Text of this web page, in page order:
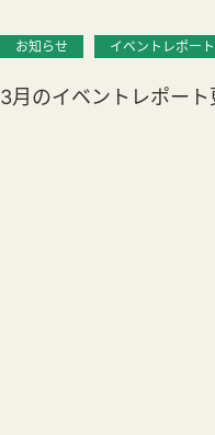
お知らせ イベントレポート
3月のイベントレポー